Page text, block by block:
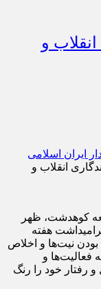
و
انقلاب و
کوهدشت، ظهر
هفته
نیت‌ها و اخلاص
فعالیت‌ها و
رفتار خود را رنگ